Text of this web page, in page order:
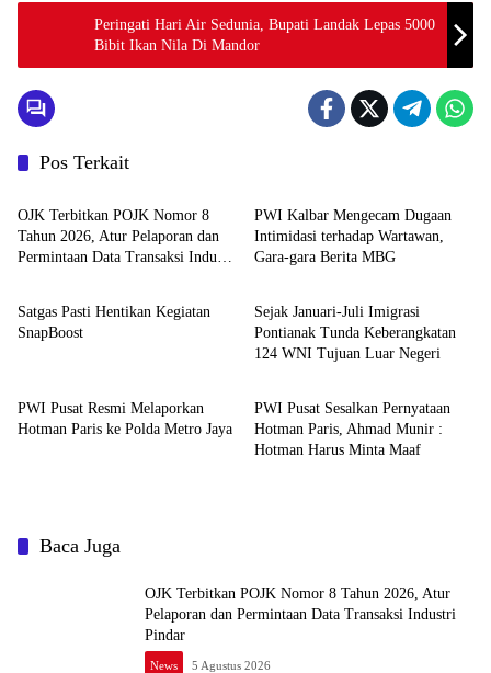
Peringati Hari Air Sedunia, Bupati Landak Lepas 5000
Bibit Ikan Nila Di Mandor
Pos Terkait
News
OJK Terbitkan POJK Nomor 8
Tahun 2026, Atur Pelaporan dan
Permintaan Data Transaksi Industri
PWI Kalbar Mengecam Dugaan
Intimidasi terhadap Wartawan,
Gara-gara Berita MBG
News
Satgas Pasti Hentikan Kegiatan
SnapBoost
News
Sejak Januari-Juli Imigrasi
Pontianak Tunda Keberangkatan
124 WNI Tujuan Luar Negeri
PWI Pusat Resmi Melaporkan
Hotman Paris ke Polda Metro Jaya
News
PWI Pusat Sesalkan Pernyataan
Hotman Paris, Ahmad Munir :
Hotman Harus Minta Maaf
Baca Juga
OJK Terbitkan POJK Nomor 8 Tahun 2026, Atur
Pelaporan dan Permintaan Data Transaksi Industri
Pindar
News 5 Agustus 2026